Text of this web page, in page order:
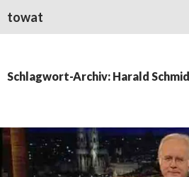
towat
Schlagwort-Archiv: Harald